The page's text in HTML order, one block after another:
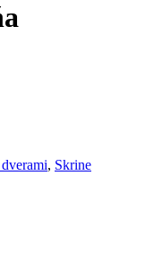
, Skrine